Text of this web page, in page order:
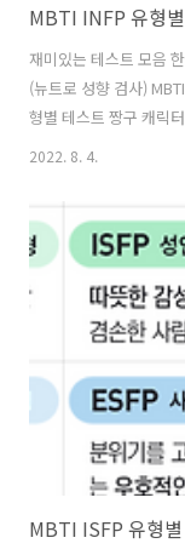
MBTI INFP 유형
재미있는 테스트 모음
(뉴트로 성향 검사)
형별 테스트 짱구 캐릭
즘사람 테스트 MBTI
헬런 켈러, ✅ 대표 표
마음이 따뜻하나, 상대
용하며, 자신이 관계하
자신이 지향하는 이상에
MBTI 유형별 성격 특징
2022. 8. 4.
MBTI ISFP 유형